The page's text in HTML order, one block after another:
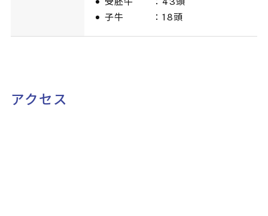
子牛 ：18頭
アクセス